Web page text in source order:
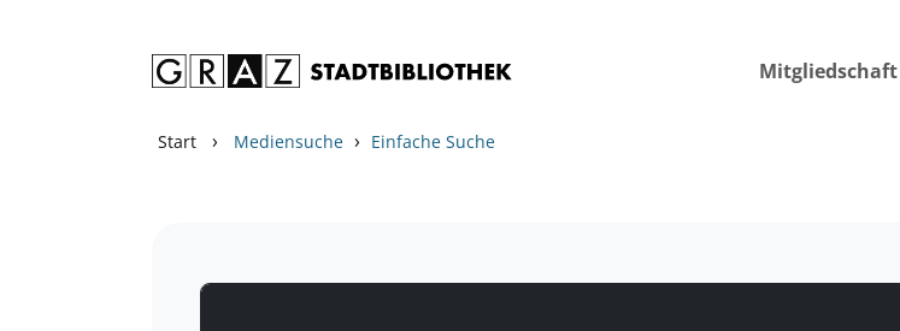
Mitgliedschaft
Start › Mediensuche › Einfache Suche